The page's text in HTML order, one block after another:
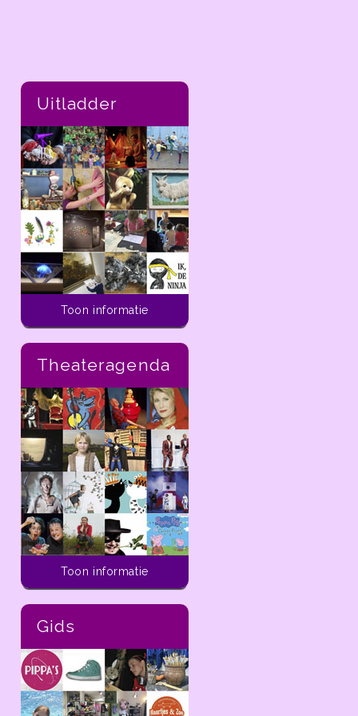
Uitladder
Toon informatie
Activiteiten voor kinderen
In de ladder van
dekleineladder.nl vind je
alle activiteiten die je
in de toekomst kunt doen
met kinderen van 0 t/m 12
jaar in de regio Haarlem.
In deladdervan
Theateragenda
Toon informatie
Gids